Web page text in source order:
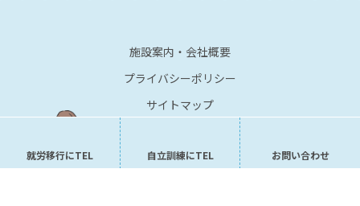
施設案内・会社概要
プライバシーポリシー
サイトマップ
就労移行にTEL 自立訓練にTEL お問い合わせ